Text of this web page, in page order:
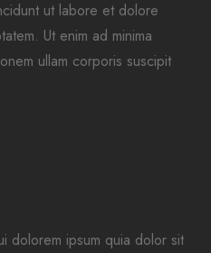
ut labore et dolore
Ut enim ad minima
ullam corporis suscipit
dolorem ipsum quia dolor sit